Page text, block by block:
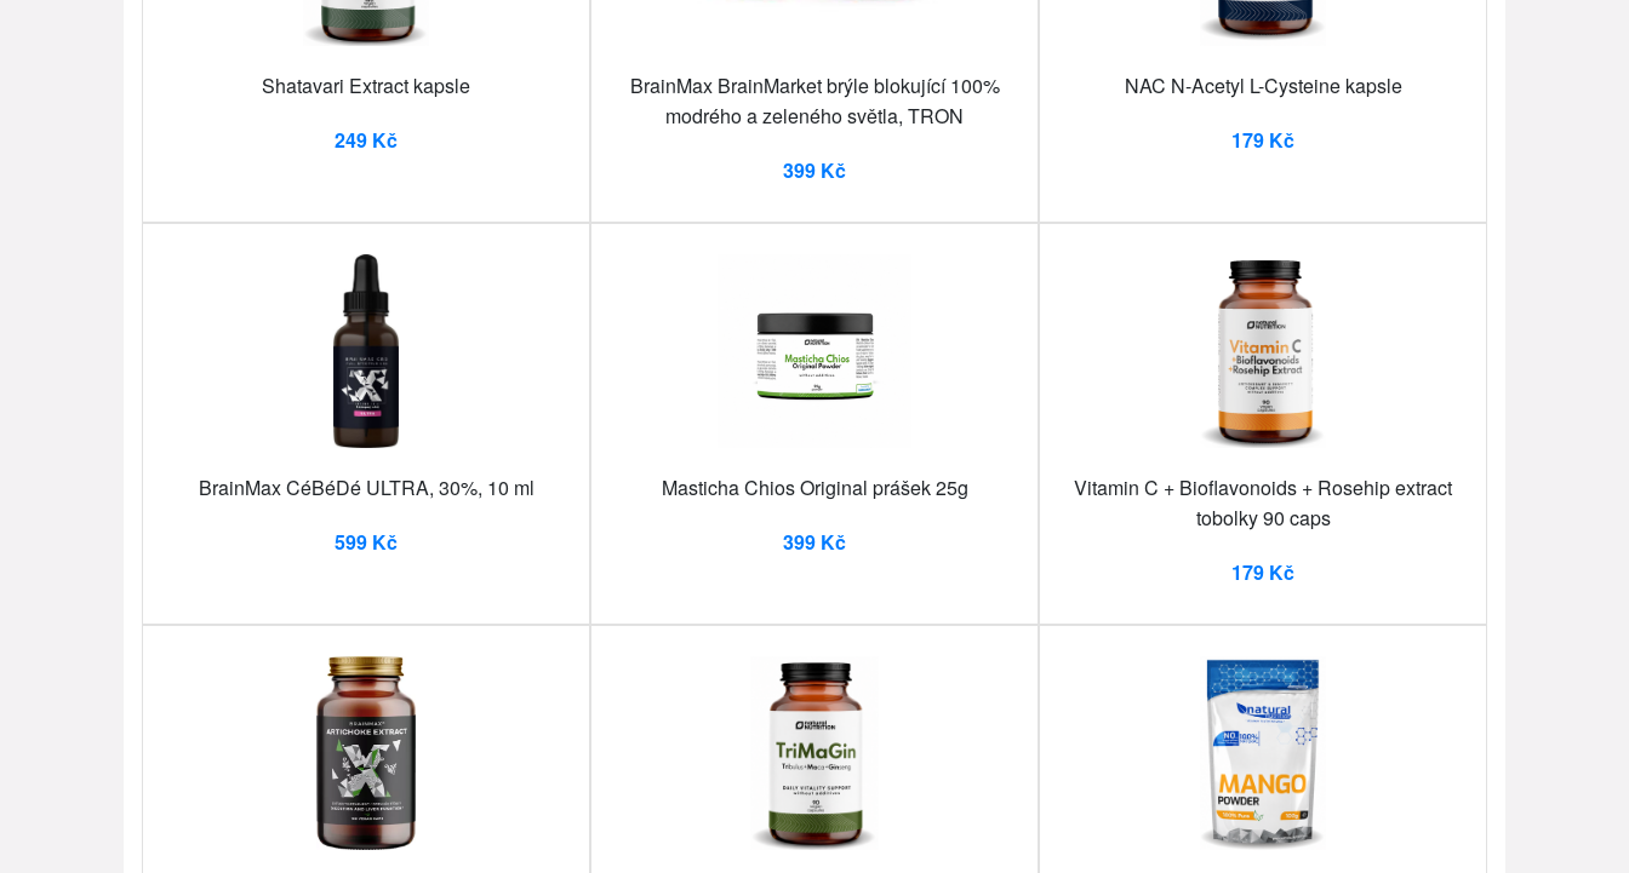
Shatavari Extract kapsle
249 Kč
BrainMax BrainMarket brýle blokující 100%
modrého a zeleného světla, TRON
399 Kč
NAC N-Acetyl L-Cysteine ​​kapsle
179 Kč
BrainMax CéBéDé ULTRA, 30%, 10 ml
599 Kč
Masticha Chios Original prášek 25g
399 Kč
Vitamin C + Bioflavonoids + Rosehip extract
tobolky 90 caps
179 Kč